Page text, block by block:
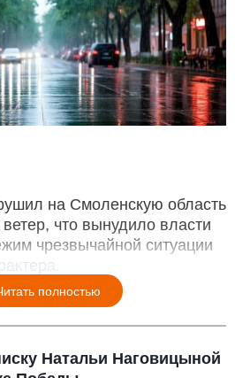
на Смоленскую область
что вынудило власти
чрезвычайной ситуации
полностью
Натальи Наговицыной